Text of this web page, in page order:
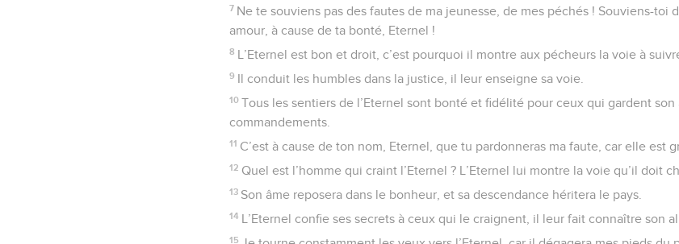
7 Ne te souviens pas des fautes de ma jeunesse, de mes péchés ! Souviens-toi
amour, à cause de ta bonté, Eternel !
8 L’Eternel est bon et droit, c’est pourquoi il montre aux pécheurs la voie à
9 Il conduit les humbles dans la justice, il leur enseigne sa voie.
10 Tous les sentiers de l’Eternel sont bonté et fidélité pour ceux qui gardent son
commandements.
11 C’est à cause de ton nom, Eternel, que tu pardonneras ma faute, car elle est
12 Quel est l’homme qui craint l’Eternel ? L’Eternel lui montre la voie qu’il doit
13 Son âme reposera dans le bonheur, et sa descendance héritera le pays.
14 L’Eternel confie ses secrets à ceux qui le craignent, il leur fait connaître son
15